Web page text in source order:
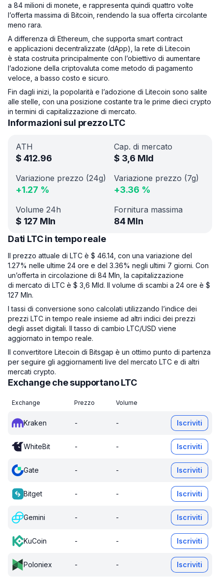
a 84 milioni di monete, e rappresenta quindi quattro volte
l’offerta massima di Bitcoin, rendendo la sua offerta circolante
meno rara.
A differenza di Ethereum, che supporta smart contract
e applicazioni decentralizzate (dApp), la rete di Litecoin
è stata costruita principalmente con l’obiettivo di aumentare
l’adozione della criptovaluta come metodo di pagamento
veloce, a basso costo e sicuro.
Fin dagli inizi, la popolarità e l’adozione di Litecoin sono salite
alle stelle, con una posizione costante tra le prime dieci crypto
in termini di capitalizzazione di mercato.
Informazioni sul prezzo LTC
ATH
$ 412.96
Cap. di mercato
$ 3,6 Mld
Variazione prezzo (24g)
+1.27 %
Variazione prezzo (7g)
+3.36 %
Volume 24h
$ 127 Mln
Fornitura massima
84 Mln
Dati LTC in tempo reale
Il prezzo attuale di LTC è $ 46.14, con una variazione del
1.27% nelle ultime 24 ore e del 3.36% negli ultimi 7 giorni. Con
un’offerta in circolazione di 84 Mln, la capitalizzazione
di mercato di LTC è $ 3,6 Mld. Il volume di scambi a 24 ore è $
127 Mln.
I tassi di conversione sono calcolati utilizzando l’indice dei
prezzi LTC in tempo reale insieme ad altri indici dei prezzi
degli asset digitali. Il tasso di cambio LTC/USD viene
aggiornato in tempo reale.
Il convertitore Litecoin di Bitsgap è un ottimo punto di partenza
per seguire gli aggiornamenti live del mercato LTC e di altri
mercati crypto.
Exchange che supportano LTC
Exchange Prezzo Volume
Kraken - - Iscriviti
WhiteBit - - Iscriviti
Gate - - Iscriviti
Bitget - - Iscriviti
Gemini - - Iscriviti
KuCoin - - Iscriviti
Poloniex - - Iscriviti